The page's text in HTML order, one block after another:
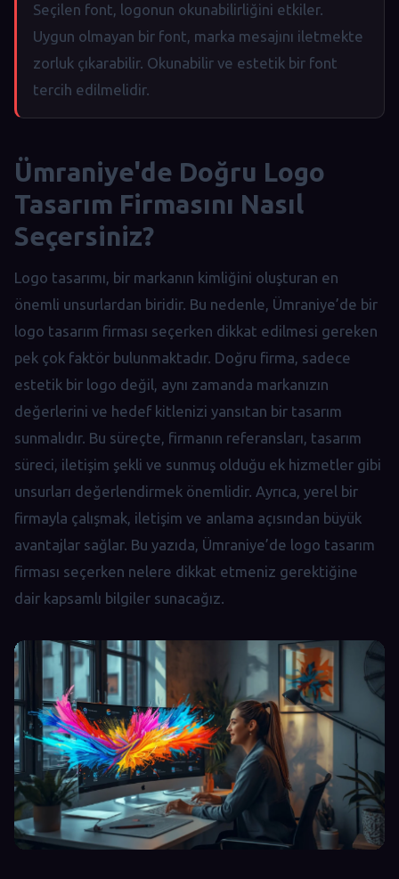
Seçilen font, logonun okunabilirliğini etkiler.
Uygun olmayan bir font, marka mesajını iletmekte
zorluk çıkarabilir. Okunabilir ve estetik bir font
tercih edilmelidir.
Ümraniye'de Doğru Logo
Tasarım Firmasını Nasıl
Seçersiniz?
Logo tasarımı, bir markanın kimliğini oluşturan en
önemli unsurlardan biridir. Bu nedenle, Ümraniye’de bir
logo tasarım firması seçerken dikkat edilmesi gereken
pek çok faktör bulunmaktadır. Doğru firma, sadece
estetik bir logo değil, aynı zamanda markanızın
değerlerini ve hedef kitlenizi yansıtan bir tasarım
sunmalıdır. Bu süreçte, firmanın referansları, tasarım
süreci, iletişim şekli ve sunmuş olduğu ek hizmetler gibi
unsurları değerlendirmek önemlidir. Ayrıca, yerel bir
firmayla çalışmak, iletişim ve anlama açısından büyük
avantajlar sağlar. Bu yazıda, Ümraniye’de logo tasarım
firması seçerken nelere dikkat etmeniz gerektiğine
dair kapsamlı bilgiler sunacağız.